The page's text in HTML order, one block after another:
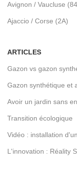
Avignon / Vaucluse
Ajaccio / Corse (2A)
ARTICLES
Gazon vs gazon
Gazon synthétique et
Avoir un jardin sans
Transition écologique
Vidéo : installation
L'innovation : Réality